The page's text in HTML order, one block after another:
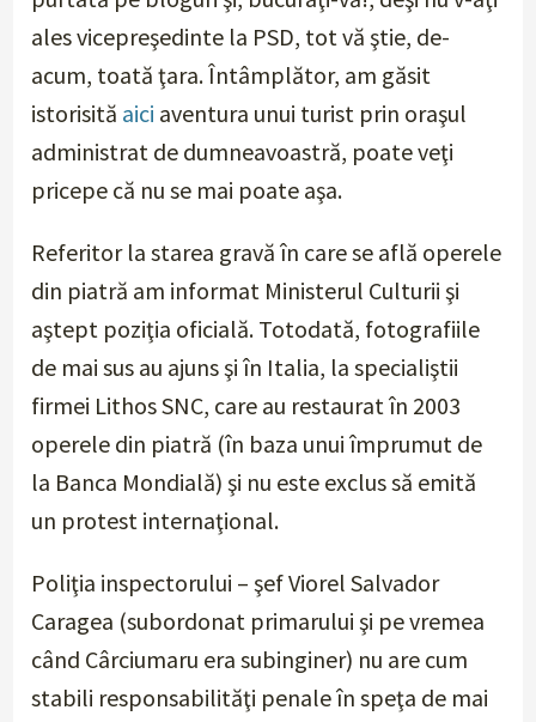
ales vicepreşedinte la PSD, tot vă ştie, de-
acum, toată ţara. Întâmplător, am găsit
istorisită aici aventura unui turist prin oraşul
administrat de dumneavoastră, poate veţi
pricepe că nu se mai poate aşa.
Referitor la starea gravă în care se află operele
din piatră am informat Ministerul Culturii şi
aştept poziţia oficială. Totodată, fotografiile
de mai sus au ajuns şi în Italia, la specialiştii
firmei Lithos SNC, care au restaurat în 2003
operele din piatră (în baza unui împrumut de
la Banca Mondială) şi nu este exclus să emită
un protest internaţional.
Poliţia inspectorului – şef Viorel Salvador
Caragea (subordonat primarului şi pe vremea
când Cârciumaru era subinginer) nu are cum
stabili responsabilităţi penale în speţa de mai